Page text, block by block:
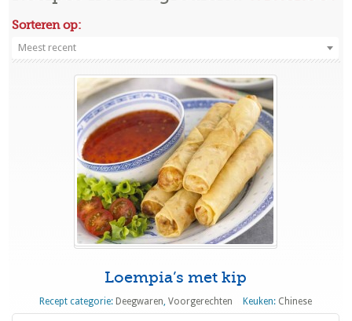
Sorteren op:
Meest recent
Loempia’s met kip
Recept categorie: Deegwaren,Voorgerechten Keuken: Chinese